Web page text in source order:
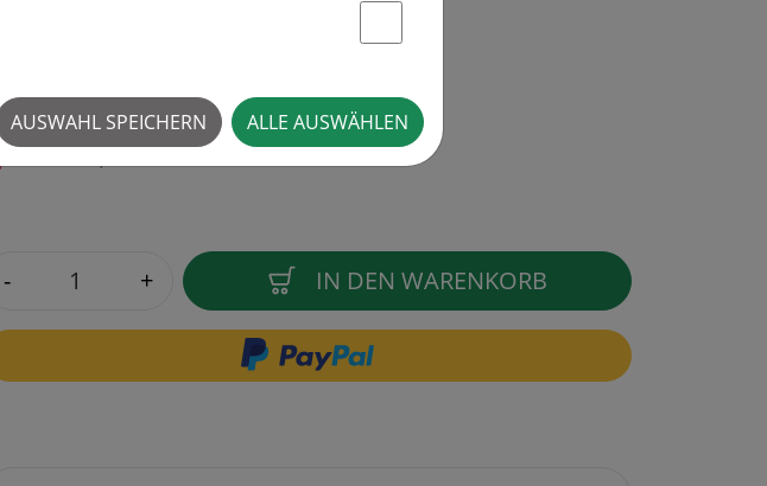
2,90 € *
- + IN DEN WARENKORB
AUSWAHL SPEICHERN ALLE AUSWÄHLEN